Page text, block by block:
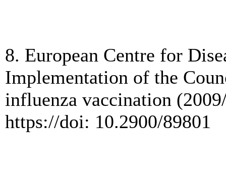
8. European Centre for
Implementation of the
influenza vaccination
https://doi: 10.2900/89801